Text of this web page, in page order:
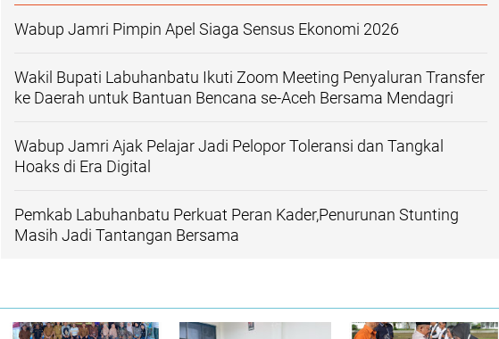
Wabup Jamri Pimpin Apel Siaga Sensus Ekonomi 2026
Wakil Bupati Labuhanbatu Ikuti Zoom Meeting Penyaluran Transfer
ke Daerah untuk Bantuan Bencana se-Aceh Bersama Mendagri
Wabup Jamri Ajak Pelajar Jadi Pelopor Toleransi dan Tangkal
Hoaks di Era Digital
Pemkab Labuhanbatu Perkuat Peran Kader,Penurunan Stunting
Masih Jadi Tantangan Bersama